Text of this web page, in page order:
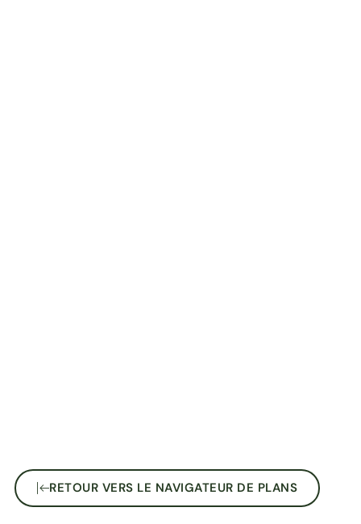
RETOUR VERS LE NAVIGATEUR DE PLANS